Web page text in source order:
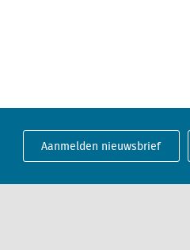
Aanmelden nieuwsbrief